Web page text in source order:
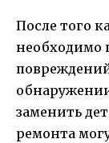
После того
необходимо
заменить
ремонта